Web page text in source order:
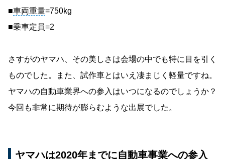
■車両重量=750kg
■乗車定員=2
さすがのヤマハ、その美しさは会場の中でも特に目を引く
ものでした。また、試作車とはいえ凄まじく軽量ですね。
ヤマハの自動車業界への参入はいつになるのでしょうか？
今回も非常に期待が膨らむような出展でした。
ヤマハは2020年までに自動車事業への参入